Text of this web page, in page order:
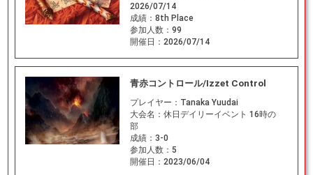
2026/07/14
成績： 8th Place
参加人数： 99
開催日： 2026/07/14
青赤コントロール/Izzet Control
プレイヤー： Tanaka Yuudai
大会名： 休日デイリーイベント 16時の
部
成績： 3-0
参加人数： 5
開催日： 2023/06/04